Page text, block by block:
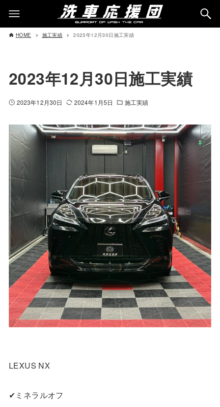
HOME 施工実績 2023年12月30日施工実績
2023年12月30日施工実績
2023年12月30日 2024年1月5日 施工実績
LEXUS NX
✔︎ミネラルオフ